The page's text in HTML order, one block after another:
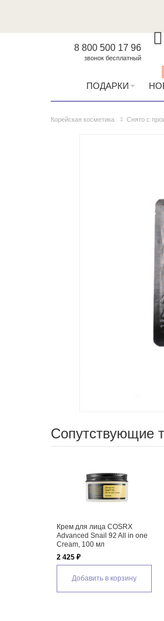
8 800 500 17 96
звонок бесплатный
ПОДАРКИ
Корейская косметика Снято с
Сопутствующие
Крем для лица COSRX
Advanced Snail 92 All in one
Cream, 100 мл
2 425 ₽
Добавить в корзину